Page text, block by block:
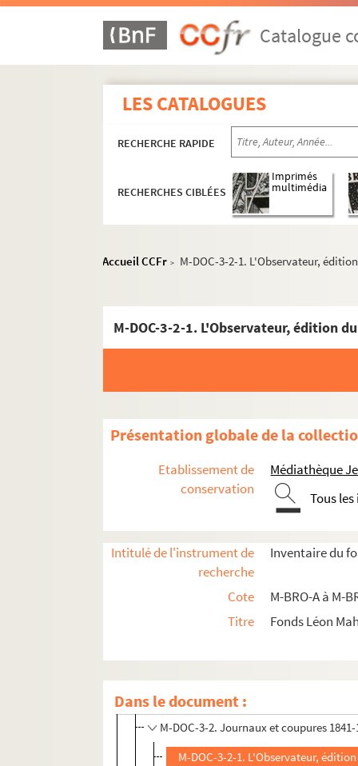
Catalogue
LES CATALOGUES
RECHERCHE RAPIDE
RECHERCHES CIBLÉES
Imprimés
multimédia
Accueil CCFr > M-DOC-3-2-1. L'Observateur,
M-DOC-3-2-1. L'Observateur, édition
Présentation globale de la
Etablissement de
conservation
Médiathèque
Tous
Intitulé de l'instrument de
recherche
Inventaire du
Cote
M-BRO-A à M-
Titre
Fonds Léon
Dans le document :
M-BRO. Brochures du fonds Mahieu
M-DOC. Documents du fonds Mahieu
M-DOC-1. Documents historiques lillois
M-DOC-3-1. Journaux, Empire et
M-DOC-3-2. Journaux et coupures 1841-
M-DOC-3-2-1. L'Observateur,